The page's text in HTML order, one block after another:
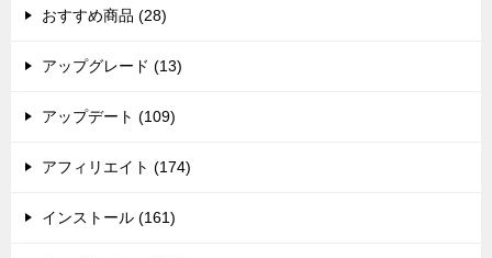
おすすめ商品 (28)
アップグレード (13)
アップデート (109)
アフィリエイト (174)
インストール (161)